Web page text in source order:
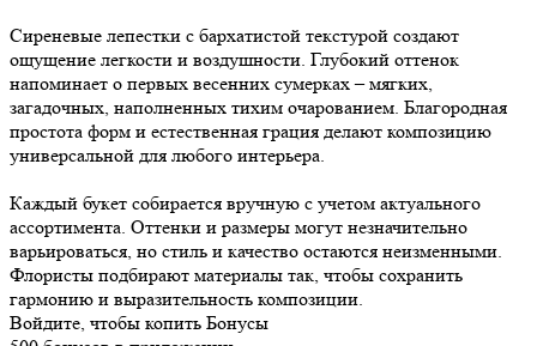
Сиреневые лепестки с бархатистой текстурой создают
ощущение легкости и воздушности. Глубокий оттенок
напоминает о первых весенних сумерках – мягких,
загадочных, наполненных тихим очарованием. Благородная
простота форм и естественная грация делают композицию
универсальной для любого интерьера.
Каждый букет собирается вручную с учетом актуального
ассортимента. Оттенки и размеры могут незначительно
варьироваться, но стиль и качество остаются неизменными.
Флористы подбирают материалы так, чтобы сохранить
гармонию и выразительность композиции.
Войдите, чтобы копить Бонусы